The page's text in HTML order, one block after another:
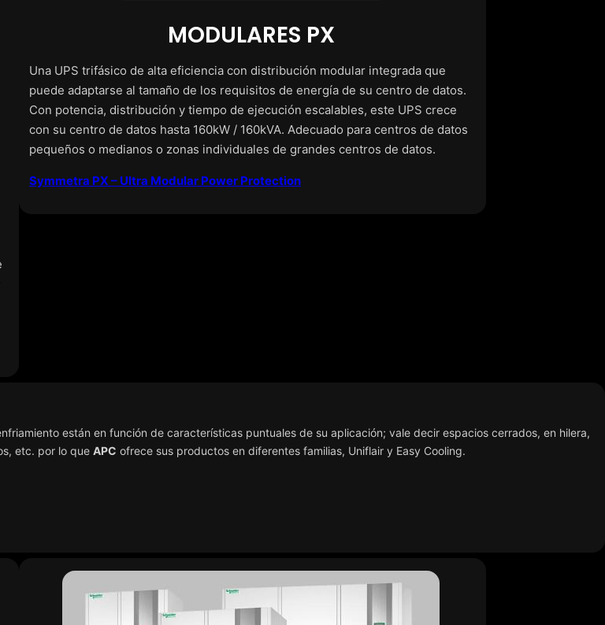
MODULARES PX
Una UPS trifásico de alta eficiencia con distribución modular integrada que
puede adaptarse al tamaño de los requisitos de energía de su centro de datos.
Con potencia, distribución y tiempo de ejecución escalables, este UPS crece
con su centro de datos hasta 160kW / 160kVA. Adecuado para centros de datos
pequeños o medianos o zonas individuales de grandes centros de datos.
Symmetra PX – Ultra Modular Power Protection
están en función de características puntuales de su aplicación; vale decir espacios cerrados, en hilera,
etc. por lo que APC ofrece sus productos en diferentes familias, Uniflair y Easy Cooling.